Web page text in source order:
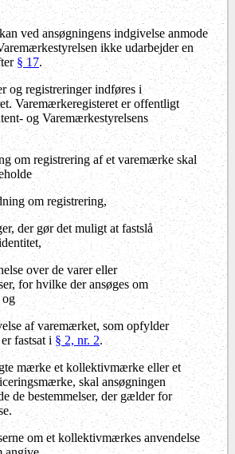
ved ansøgningens indgivelse anmode
ikke udarbejder en
§ 17.
og registreringer indføres i
Varemærkeregisteret er offentligt
og Varemærkestyrelsens
om registrering af et varemærke skal
om registrering,
der gør det muligt at fastslå
over de varer eller
for hvilke der ansøges om
og
af varemærket, som opfylder
fastsat i § 2, nr. 2.
mærke et kollektivmærke eller et
skal ansøgningen
de bestemmelser, der gælder for
om et kollektivmærkes anvendelse